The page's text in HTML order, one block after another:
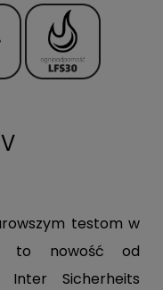
testom w
to nowość od
Inter Sicherheits